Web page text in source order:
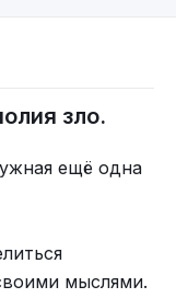
зло.
ещё одна
мыслями.